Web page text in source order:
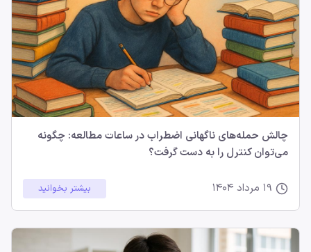
چالش حمله‌های ناگهانی اضطراب در ساعات مطالعه: چگونه
می‌توان کنترل را به دست گرفت؟
بیشتر بخوانید